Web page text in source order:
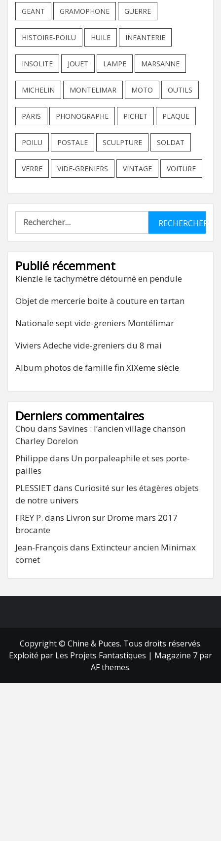
GEANT GRAMOPHONE GUERRE
HISTOIRE-POILU HUILE INFANTERIE
INSOLITE JOUET LAMPE MARSANNE
MICHELIN MONTELIMAR MOTO OUTILS
PARIS PHONOGRAPHE PICHET PLAQUE
POILU POSTALE SCULPTURE SOLDAT
VERRE VIDE-GRENIERS VINTAGE VOITURE
Rechercher :
Publié récemment
Kienzle le tachymètre détourné en pendule
Objet de mercerie boite à couture en tartan
Nationale sept vide-greniers Montélimar
Viviers Adeche vide-greniers du 8 mai
Album photos de famille fin XIXeme siècle
Derniers commentaires
Chou dans Savines : l’ancien village chanson
Charley Dorelon
Philippe dans Un porpaleaphile et ses porte-
pailles
PLESSIET dans Curiosité sur les étagères objets
de notre univers
FREY P. dans Livron sur Drome mars 2017
brocante
Jean-François dans Extincteur ancien Minimax
cornet
Copyright © Chine & Puces. Tous droits réservés.
Exploité par Les Projets Fantastiques | Magazine 7 par
AF themes.